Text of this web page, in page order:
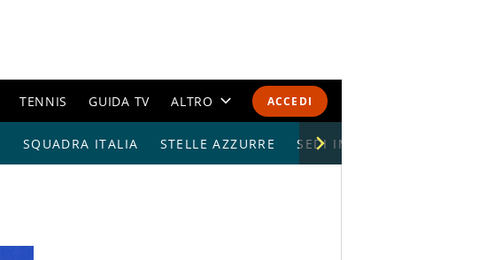
ACCEDI
TENNIS GUIDA TV ALTRO
CALENDARI E CLASSIFICHE
SQUADRA ITALIA STELLE AZZURRE SEDI IMPIANTI